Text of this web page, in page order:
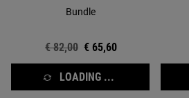
Bundle
Oude prijs
€ 82,00 Nieuwe prijs
€ 65,60
LOADING ...